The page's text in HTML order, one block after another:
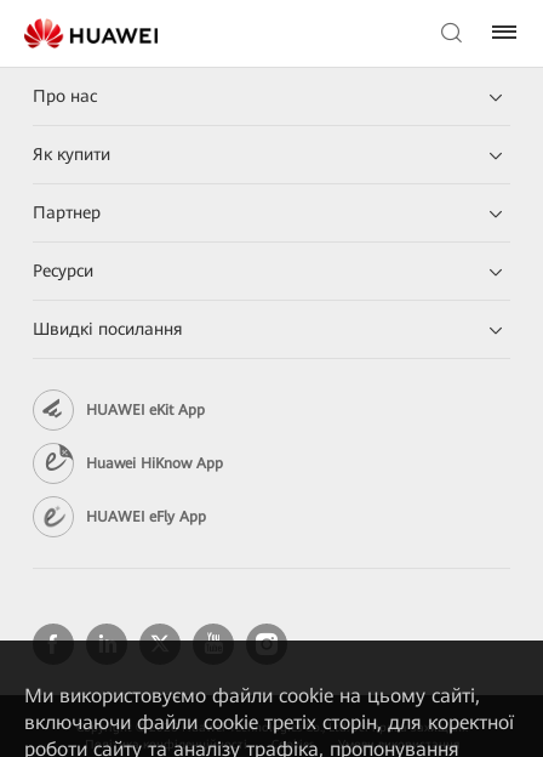
Про нас
Як купити
Партнер
Ресурси
Швидкі посилання
HUAWEI eKit App
Huawei HiKnow App
HUAWEI eFly App
Copyright © 2026 Huawei Technologies Co., Ltd. Усі права захищені.
Політика конфіденційності
Cookies Умови використання
Ми використовуємо файли cookie на цьому сайті,
включаючи файли cookie третіх сторін, для коректної
роботи сайту та аналізу трафіка, пропонування